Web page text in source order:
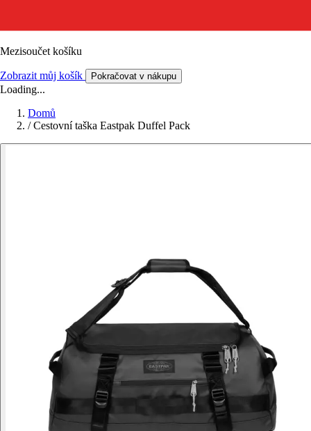
Mezisoučet košíku
Zobrazit můj košík Pokračovat v nákupu
Loading...
Domů
/ Cestovní taška Eastpak Duffel Pack